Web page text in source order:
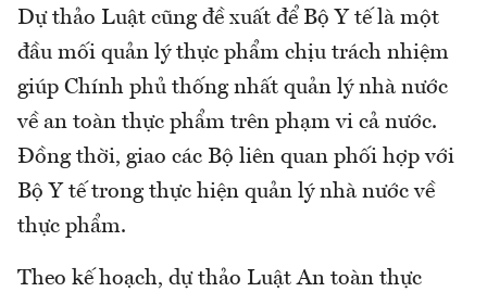
Dự thảo Luật cũng đề xuất để Bộ Y tế là một
đầu mối quản lý thực phẩm chịu trách nhiệm
giúp Chính phủ thống nhất quản lý nhà nước
về an toàn thực phẩm trên phạm vi cả nước.
Đồng thời, giao các Bộ liên quan phối hợp với
Bộ Y tế trong thực hiện quản lý nhà nước về
thực phẩm.
Theo kế hoạch, dự thảo Luật An toàn thực